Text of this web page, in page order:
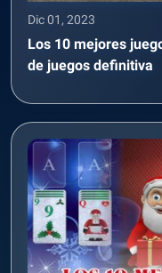
Dic 01, 2023
Los 10 mejores
de juegos definitiva